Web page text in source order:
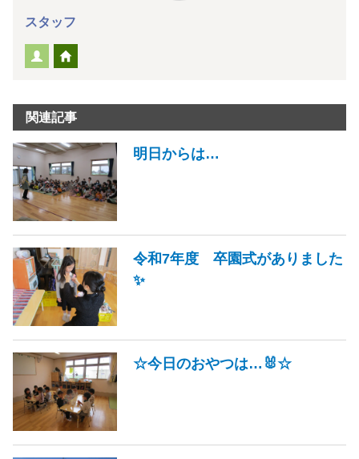
スタッフ
関連記事
明日からは…
令和7年度 卒園式がありました
✨
☆今日のおやつは…🐰☆